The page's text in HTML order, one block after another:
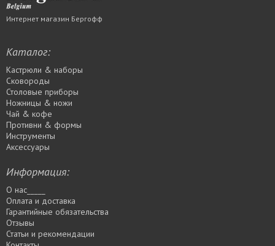
Интернет магазин Бергофф
Каталог:
Кастрюли & наборы
Сковороды
Столовые приборы
Ножницы & ножи
Чай & кофе
Противни & формы
Инструменты
Аксессуары
Информация:
О нас_____
Оплата и доставка
Гарантийные обязательства
Отзывы
Статьи и рекомендации